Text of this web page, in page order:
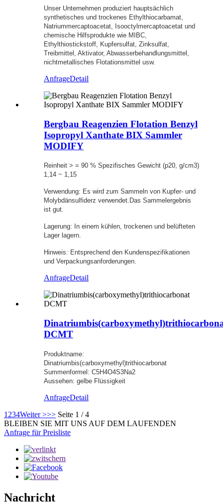
Unser Unternehmen produziert hauptsächlich
synthetisches und trockenes Ethylthiocarbamat,
Natriummercaptoacetat, Isooctylmercaptoacetat und
chemische Hilfsprodukte wie MIBC,
Ethylthiostickstoff, Kupfersulfat, Zinksulfat,
Treibmittel, Aktivator, Abwasserbehandlungsmittel,
nichtmetallisches Flotationsmittel usw.
AnfrageDetail
Bergbau Reagenzien Flotation Benzyl
Isopropyl Xanthate BIX Sammler
MODIFY
Reinheit > = 90 % Spezifisches Gewicht (p20, g/cm3)
1,14 ~ 1,15
Verwendung: Es wird zum Sammeln von Kupfer- und
Molybdänsulfiderz verwendet.Das Sammelergebnis
ist gut.
Lagerung: In einem kühlen, trockenen und belüfteten
Lager lagern.
Hinweis: Entsprechend den Kundenspezifikationen
und Verpackungsanforderungen.
AnfrageDetail
DCMT
Produktname:
Dinatriumbis(carboxymethyl)trithiocarbonat
Summenformel: C5H4O4S3Na2
Aussehen: gelbe Flüssigkeit
AnfrageDetail
1 234Weiter >>> Seite 1 / 4
BLEIBEN SIE MIT UNS AUF DEM LAUFENDEN
Anfrage für Preisliste
Nachricht